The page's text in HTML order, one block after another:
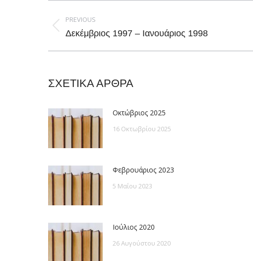
navigation
PREVIOUS
Previous
Δεκέμβριος 1997 – Ιανουάριος 1998
ΣΧΕΤΙΚΑ ΑΡΘΡΑ
Οκτώβριος 2025
16 Οκτωβρίου 2025
Φεβρουάριος 2023
5 Μαΐου 2023
Ιούλιος 2020
26 Αυγούστου 2020